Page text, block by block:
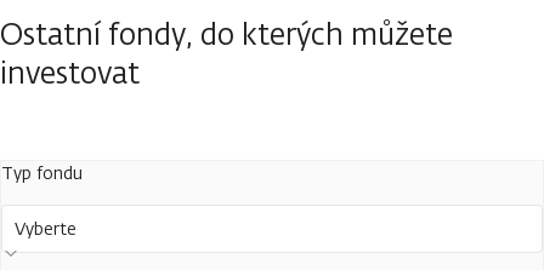
Ostatní fondy, do kterých můžete
investovat
Typ fondu
Vyberte